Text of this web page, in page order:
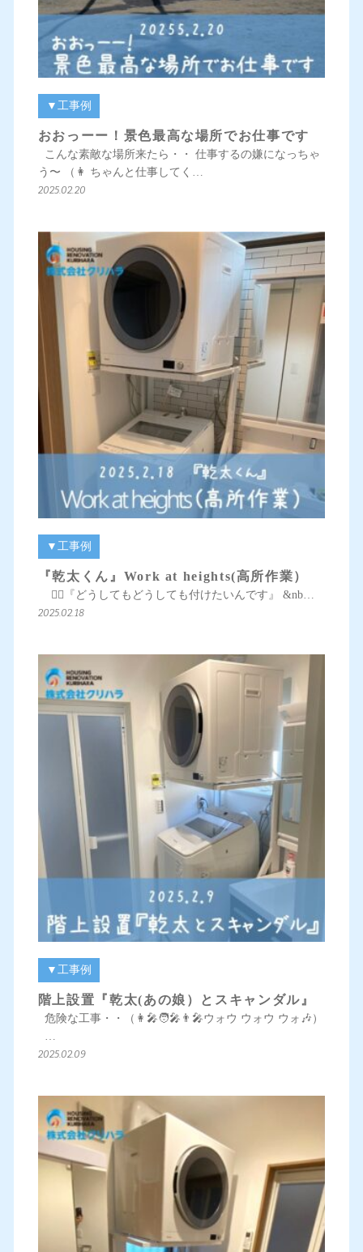
▼工事例
おおっーー！景色最高な場所でお仕事です
こんな素敵な場所来たら・・ 仕事するの嫌になっちゃ
う〜 （👩 ちゃんと仕事してく…
2025.02.20
▼工事例
『乾太くん』Work at heights(高所作業）
👱‍♀️『どうしてもどうしても付けたいんです』 &nb…
2025.02.18
▼工事例
階上設置『乾太(あの娘）とスキャンダル』
危険な工事・・（👩‍🎤🧑‍🎤👨‍🎤ウォウ ウォウ ウォ🎶）
2025.02.09